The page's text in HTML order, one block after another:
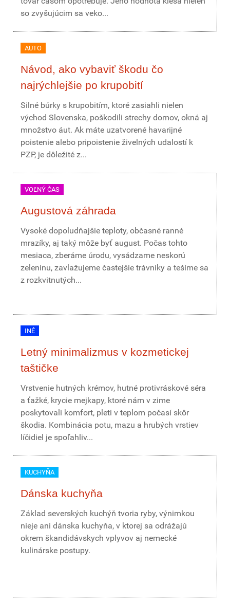
so zvyšujúcim sa veko...
AUTO
Návod, ako vybaviť škodu čo
najrýchlejšie po krupobití
Silné búrky s krupobitím, ktoré zasiahli nielen
východ Slovenska, poškodili strechy domov, okná aj
množstvo áut. Ak máte uzatvorené havarijné
poistenie alebo pripoistenie živelných udalostí k
PZP, je dôležité z...
VOĽNÝ ČAS
Augustová záhrada
Vysoké dopoludňajšie teploty, občasné ranné
mrazíky, aj taký môže byť august. Počas tohto
mesiaca, zberáme úrodu, vysádzame neskorú
zeleninu, zavlažujeme častejšie trávniky a tešíme sa
z rozkvitnutých...
INÉ
Letný minimalizmus v kozmetickej
taštičke
Vrstvenie hutných krémov, hutné protivráskové séra
a ťažké, krycie mejkapy, ktoré nám v zime
poskytovali komfort, pleti v teplom počasí skôr
škodia. Kombinácia potu, mazu a hrubých vrstiev
líčidiel je spoľahliv...
KUCHYŇA
Dánska kuchyňa
Základ severských kuchýň tvoria ryby, výnimkou
nieje ani dánska kuchyňa, v ktorej sa odrážajú
okrem škandidávskych vplyvov aj nemecké
kulinárske postupy.